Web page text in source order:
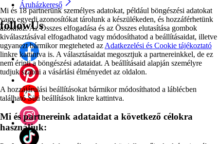
Mi és 18 partnerünk személyes adatokat, például böngészési adatokat
vagy egyedi azonosítókat tárolunk a készülékeden, és hozzáférhetünk
azokhoz. Az Összes elfogadása és az Összes elutasítása gombok
kiválasztásával elfogadhatod vagy módosíthatod a beállításaidat, illetve
ugyanezt bármikor megteheted az Adatkezelési és Cookie tájékoztató
linkre kattintva is. A választásaidat megosztjuk a partnereinkkel, de ez
nem érinti a böngészési adataidat. A beállításaid alapján személyre
tudjuk szabni a vásárlási élményedet az oldalon.
A hozzájárulási beállításokat bármikor módosíthatod a láblécben
található Süti beállítások linkre kattintva.
Mi és partnereink adataidat a következő célokra
használjuk:
Áruházkereső
followUs